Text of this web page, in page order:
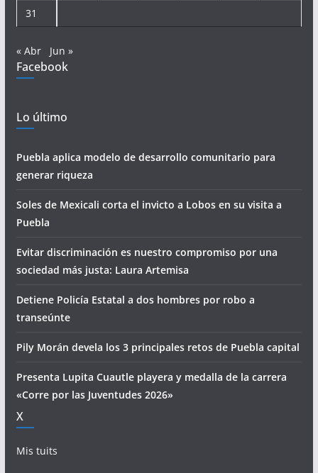
31
« Abr Jun »
Facebook
Lo último
Puebla aplica modelo de desarrollo comunitario para
generar riqueza
Soles de Mexicali corta el invicto a Lobos en su visita a
Puebla
Evitar discriminación es nuestro compromiso por una
sociedad más justa: Laura Artemisa
Detiene Policía Estatal a dos hombres por robo a
transeúnte
Pily Morán devela los 3 principales retos de Puebla capital
Presenta Lupita Cuautle playera y medalla de la carrera
«Corre por las Juventudes 2026»
X
Mis tuits